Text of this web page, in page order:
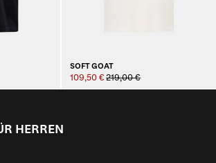
SOFT GOAT
109,50 € 219,00 €
HERREN